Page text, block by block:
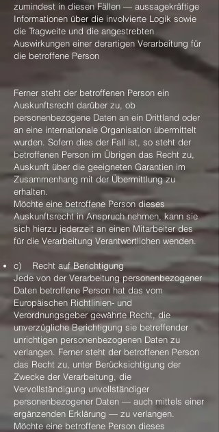
zumindest in diesen Fällen — aussagekräftige
Informationen über die involvierte Logik sowie
die Tragweite und die angestrebten
Auswirkungen einer derartigen Verarbeitung für
die betroffene Person
Ferner steht der betroffenen Person ein
Auskunftsrecht darüber zu, ob
personenbezogene Daten an ein Drittland oder
an eine internationale Organisation übermittelt
wurden. Sofern dies der Fall ist, so steht der
betroffenen Person im Übrigen das Recht zu,
Auskunft über die geeigneten Garantien im
Zusammenhang mit der Übermittlung zu
erhalten.
Möchte eine betroffene Person dieses
Auskunftsrecht in Anspruch nehmen, kann sie
sich hierzu jederzeit an einen Mitarbeiter des
für die Verarbeitung Verantwortlichen wenden.
c) Recht auf Berichtigung
Jede von der Verarbeitung personenbezogener
Daten betroffene Person hat das vom
Europäischen Richtlinien- und
Verordnungsgeber gewährte Recht, die
unverzügliche Berichtigung sie betreffender
unrichtigen personenbezogenen Daten zu
verlangen. Ferner steht der betroffenen Person
das Recht zu, unter Berücksichtigung der
Zwecke der Verarbeitung, die
Vervollständigung unvollständiger
personenbezogener Daten — auch mittels einer
ergänzenden Erklärung — zu verlangen.
Möchte eine betroffene Person dieses